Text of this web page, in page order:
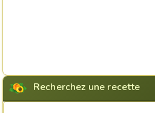
Recherchez une recette